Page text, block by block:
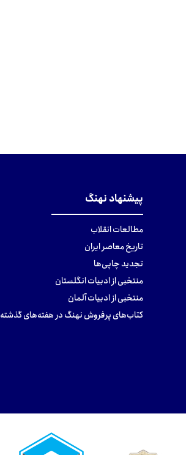
پیشنهاد نهنگ
مطالعات انقلاب
تاریخ معاصر ایران
تجدید چاپی‌ها
منتخبی از ادبیات انگلستان
منتخبی از ادبیات آلمان
کتاب‌های پرفروش نهنگ در هفته‌های گذشته